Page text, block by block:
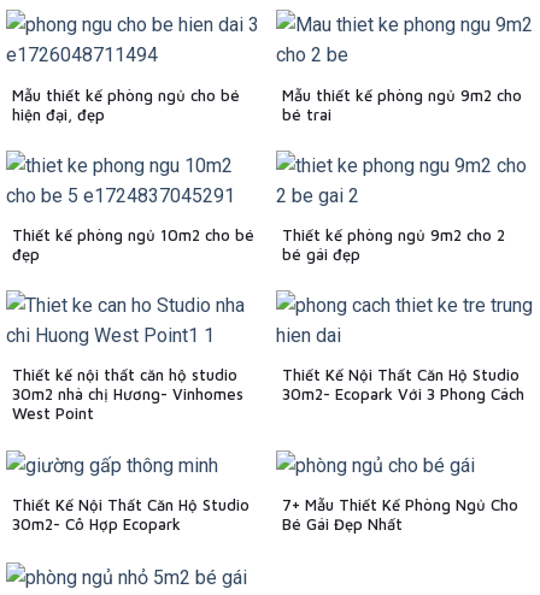
Mẫu thiết kế phòng ngủ cho bé
hiện đại, đẹp
Mẫu thiết kế phòng ngủ 9m2 cho
bé trai
Thiết kế phòng ngủ 10m2 cho bé
đẹp
Thiết kế phòng ngủ 9m2 cho 2
bé gái đẹp
Thiết kế nội thất căn hộ studio
30m2 nhà chị Hương- Vinhomes
West Point
Thiết Kế Nội Thất Căn Hộ Studio
30m2- Ecopark Với 3 Phong Cách
Thiết Kế Nội Thất Căn Hộ Studio
30m2- Cô Hợp Ecopark
7+ Mẫu Thiết Kế Phòng Ngủ Cho
Bé Gái Đẹp Nhất